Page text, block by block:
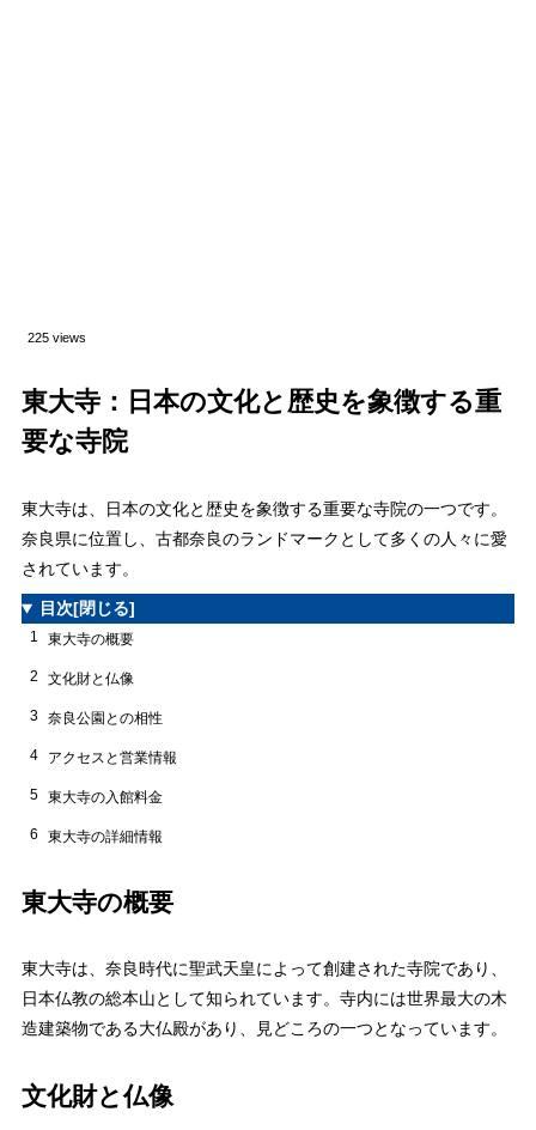
225 views
東大寺：日本の文化と歴史を象徴する重
要な寺院
東大寺は、日本の文化と歴史を象徴する重要な寺院の一つです。
奈良県に位置し、古都奈良のランドマークとして多くの人々に愛
されています。
目次[閉じる]
1 東大寺の概要
2 文化財と仏像
3 奈良公園との相性
4 アクセスと営業情報
5 東大寺の入館料金
6 東大寺の詳細情報
東大寺の概要
東大寺は、奈良時代に聖武天皇によって創建された寺院であり、
日本仏教の総本山として知られています。寺内には世界最大の木
造建築物である大仏殿があり、見どころの一つとなっています。
文化財と仏像